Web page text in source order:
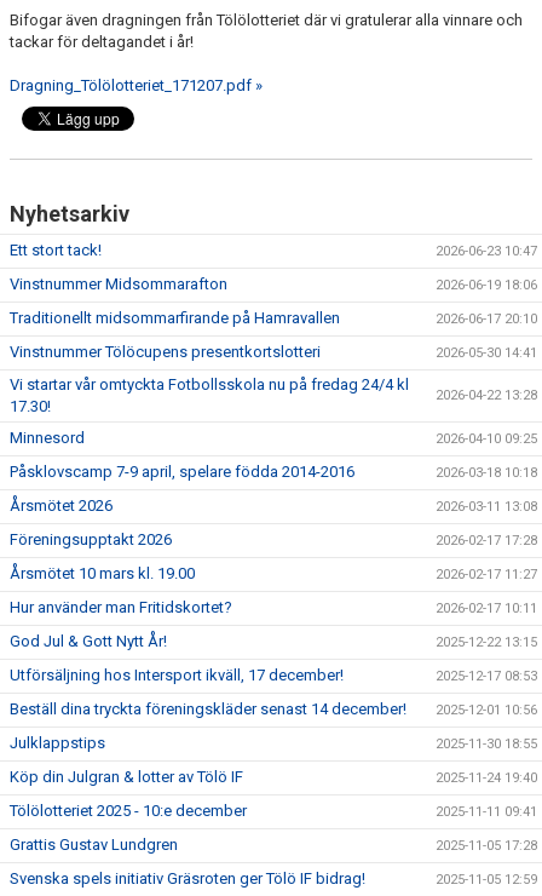
TÖLÖ IF MERCHANDISE SHOP
Bifogar även dragningen från Tölölotteriet där vi gratulerar alla vinnare och
tackar för deltagandet i år!
Dragning_Tölölotteriet_171207.pdf »
Nyhetsarkiv
Ett stort tack! 2026-06-23 10:47
Vinstnummer Midsommarafton 2026-06-19 18:06
Traditionellt midsommarfirande på Hamravallen 2026-06-17 20:10
Vinstnummer Tölöcupens presentkortslotteri 2026-05-30 14:41
Vi startar vår omtyckta Fotbollsskola nu på fredag 24/4 kl
17.30!
2026-04-22 13:28
Minnesord 2026-04-10 09:25
Påsklovscamp 7-9 april, spelare födda 2014-2016 2026-03-18 10:18
Årsmötet 2026 2026-03-11 13:08
Föreningsupptakt 2026 2026-02-17 17:28
Årsmötet 10 mars kl. 19.00 2026-02-17 11:27
Hur använder man Fritidskortet? 2026-02-17 10:11
God Jul & Gott Nytt År! 2025-12-22 13:15
Utförsäljning hos Intersport ikväll, 17 december! 2025-12-17 08:53
Beställ dina tryckta föreningskläder senast 14 december! 2025-12-01 10:56
Julklappstips 2025-11-30 18:55
Köp din Julgran & lotter av Tölö IF 2025-11-24 19:40
Tölölotteriet 2025 - 10:e december 2025-11-11 09:41
Grattis Gustav Lundgren 2025-11-05 17:28
Svenska spels initiativ Gräsroten ger Tölö IF bidrag! 2025-11-05 12:59